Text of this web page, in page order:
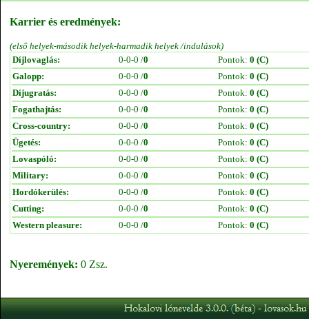
Karrier és eredmények:
(első helyek-második helyek-harmadik helyek /indulások)
Díjlovaglás:
0-0-0 /0 Pontok: 0 (C)
Galopp:
0-0-0 /0 Pontok: 0 (C)
Díjugratás:
0-0-0 /0 Pontok: 0 (C)
Fogathajtás:
0-0-0 /0 Pontok: 0 (C)
Cross-country:
0-0-0 /0 Pontok: 0 (C)
Ügetés:
0-0-0 /0 Pontok: 0 (C)
Lovaspóló:
0-0-0 /0 Pontok: 0 (C)
Military:
0-0-0 /0 Pontok: 0 (C)
Hordókerülés:
0-0-0 /0 Pontok: 0 (C)
Cutting:
0-0-0 /0 Pontok: 0 (C)
Western pleasure:
0-0-0 /0 Pontok: 0 (C)
Nyeremények: 0 Zsz.